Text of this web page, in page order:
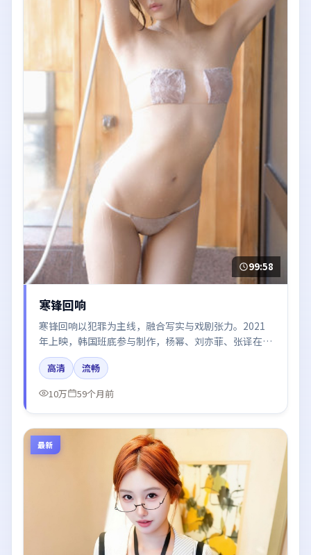
99:58
寒锋回响
寒锋回响以犯罪为主线，融合写实与戏剧张力。2021
年上映，韩国班底参与制作，杨幂、刘亦菲、张译在片
中呈现细腻表演，影像风格统一，配乐与剪辑强化了情
绪曲线。
高清
流畅
10万
59个月前
最新